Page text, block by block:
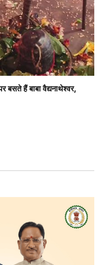
हैं बाबा वैद्यनाथेश्वर,